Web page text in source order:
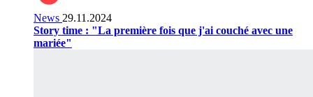
News 29.11.2024
Story time : "La première fois que j'ai couché avec une
mariée"